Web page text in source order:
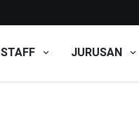
STAFF JURUSAN